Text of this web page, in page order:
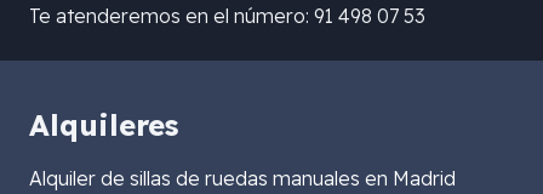
Te atenderemos en el número: 91 498 07 53
Alquileres
Alquiler de sillas de ruedas manuales en Madrid